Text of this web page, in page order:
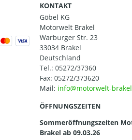
KONTAKT
Göbel KG
Motorwelt Brakel
Warburger Str. 23
33034 Brakel
Deutschland
Tel.: 05272/37360
Fax: 05272/373620
Mail:
ÖFFNUNGSZEITEN
Sommeröffnungszeiten
Brakel ab 09.03.26